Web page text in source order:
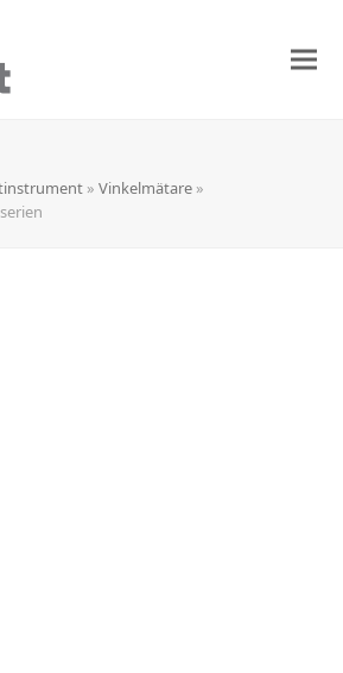
»Vinkelmätare »